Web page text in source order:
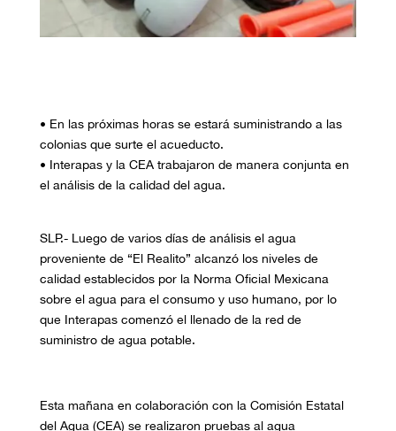
• En las próximas horas se estará suministrando a las
colonias que surte el acueducto.
• Interapas y la CEA trabajaron de manera conjunta en
el análisis de la calidad del agua.
SLP.- Luego de varios días de análisis el agua
proveniente de “El Realito” alcanzó los niveles de
calidad establecidos por la Norma Oficial Mexicana
sobre el agua para el consumo y uso humano, por lo
que Interapas comenzó el llenado de la red de
suministrode agua potable.
Esta mañana en colaboración con la Comisión Estatal
del Agua (CEA) se realizaron pruebas al agua